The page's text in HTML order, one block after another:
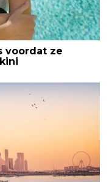
voordat ze